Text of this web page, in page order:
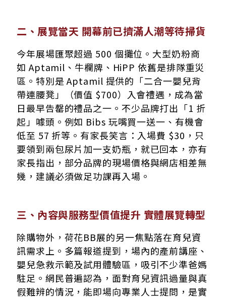
二、展覽當天 開幕前已擠滿人潮等待掃貨
今年展場匯聚超過 500 個攤位。大型奶粉商
如 Aptamil、牛欄牌、HiPP 依舊是排隊重災
區。特別是 Aptamil 提供的「二合一嬰兒背
帶連腰凳」（價值 $700）入會禮遇，成為當
日最早告罄的禮品之一。不少品牌打出「1 折
起」噱頭。例如 Bibs 玩嘴買一送一、有機會
低至 57 折等。有家長笑言：入場費 $30，只
要領到兩包尿片加一支奶瓶，就已回本，亦有
家長指出，部分品牌的現場價格與網店相差無
幾，建議必須做足功課再入場。
三、內容與服務型價值提升 實體展覽轉型
除購物外，荷花BB展的另一焦點落在育兒資
訊需求上。多篇報道提到，場內的產前講座、
嬰兒急救示範及試用體驗區，吸引不少準爸媽
駐足。網民普遍認為，面對育兒資訊過量與真
假難辨的情況，能即場向專業人士提問，是實